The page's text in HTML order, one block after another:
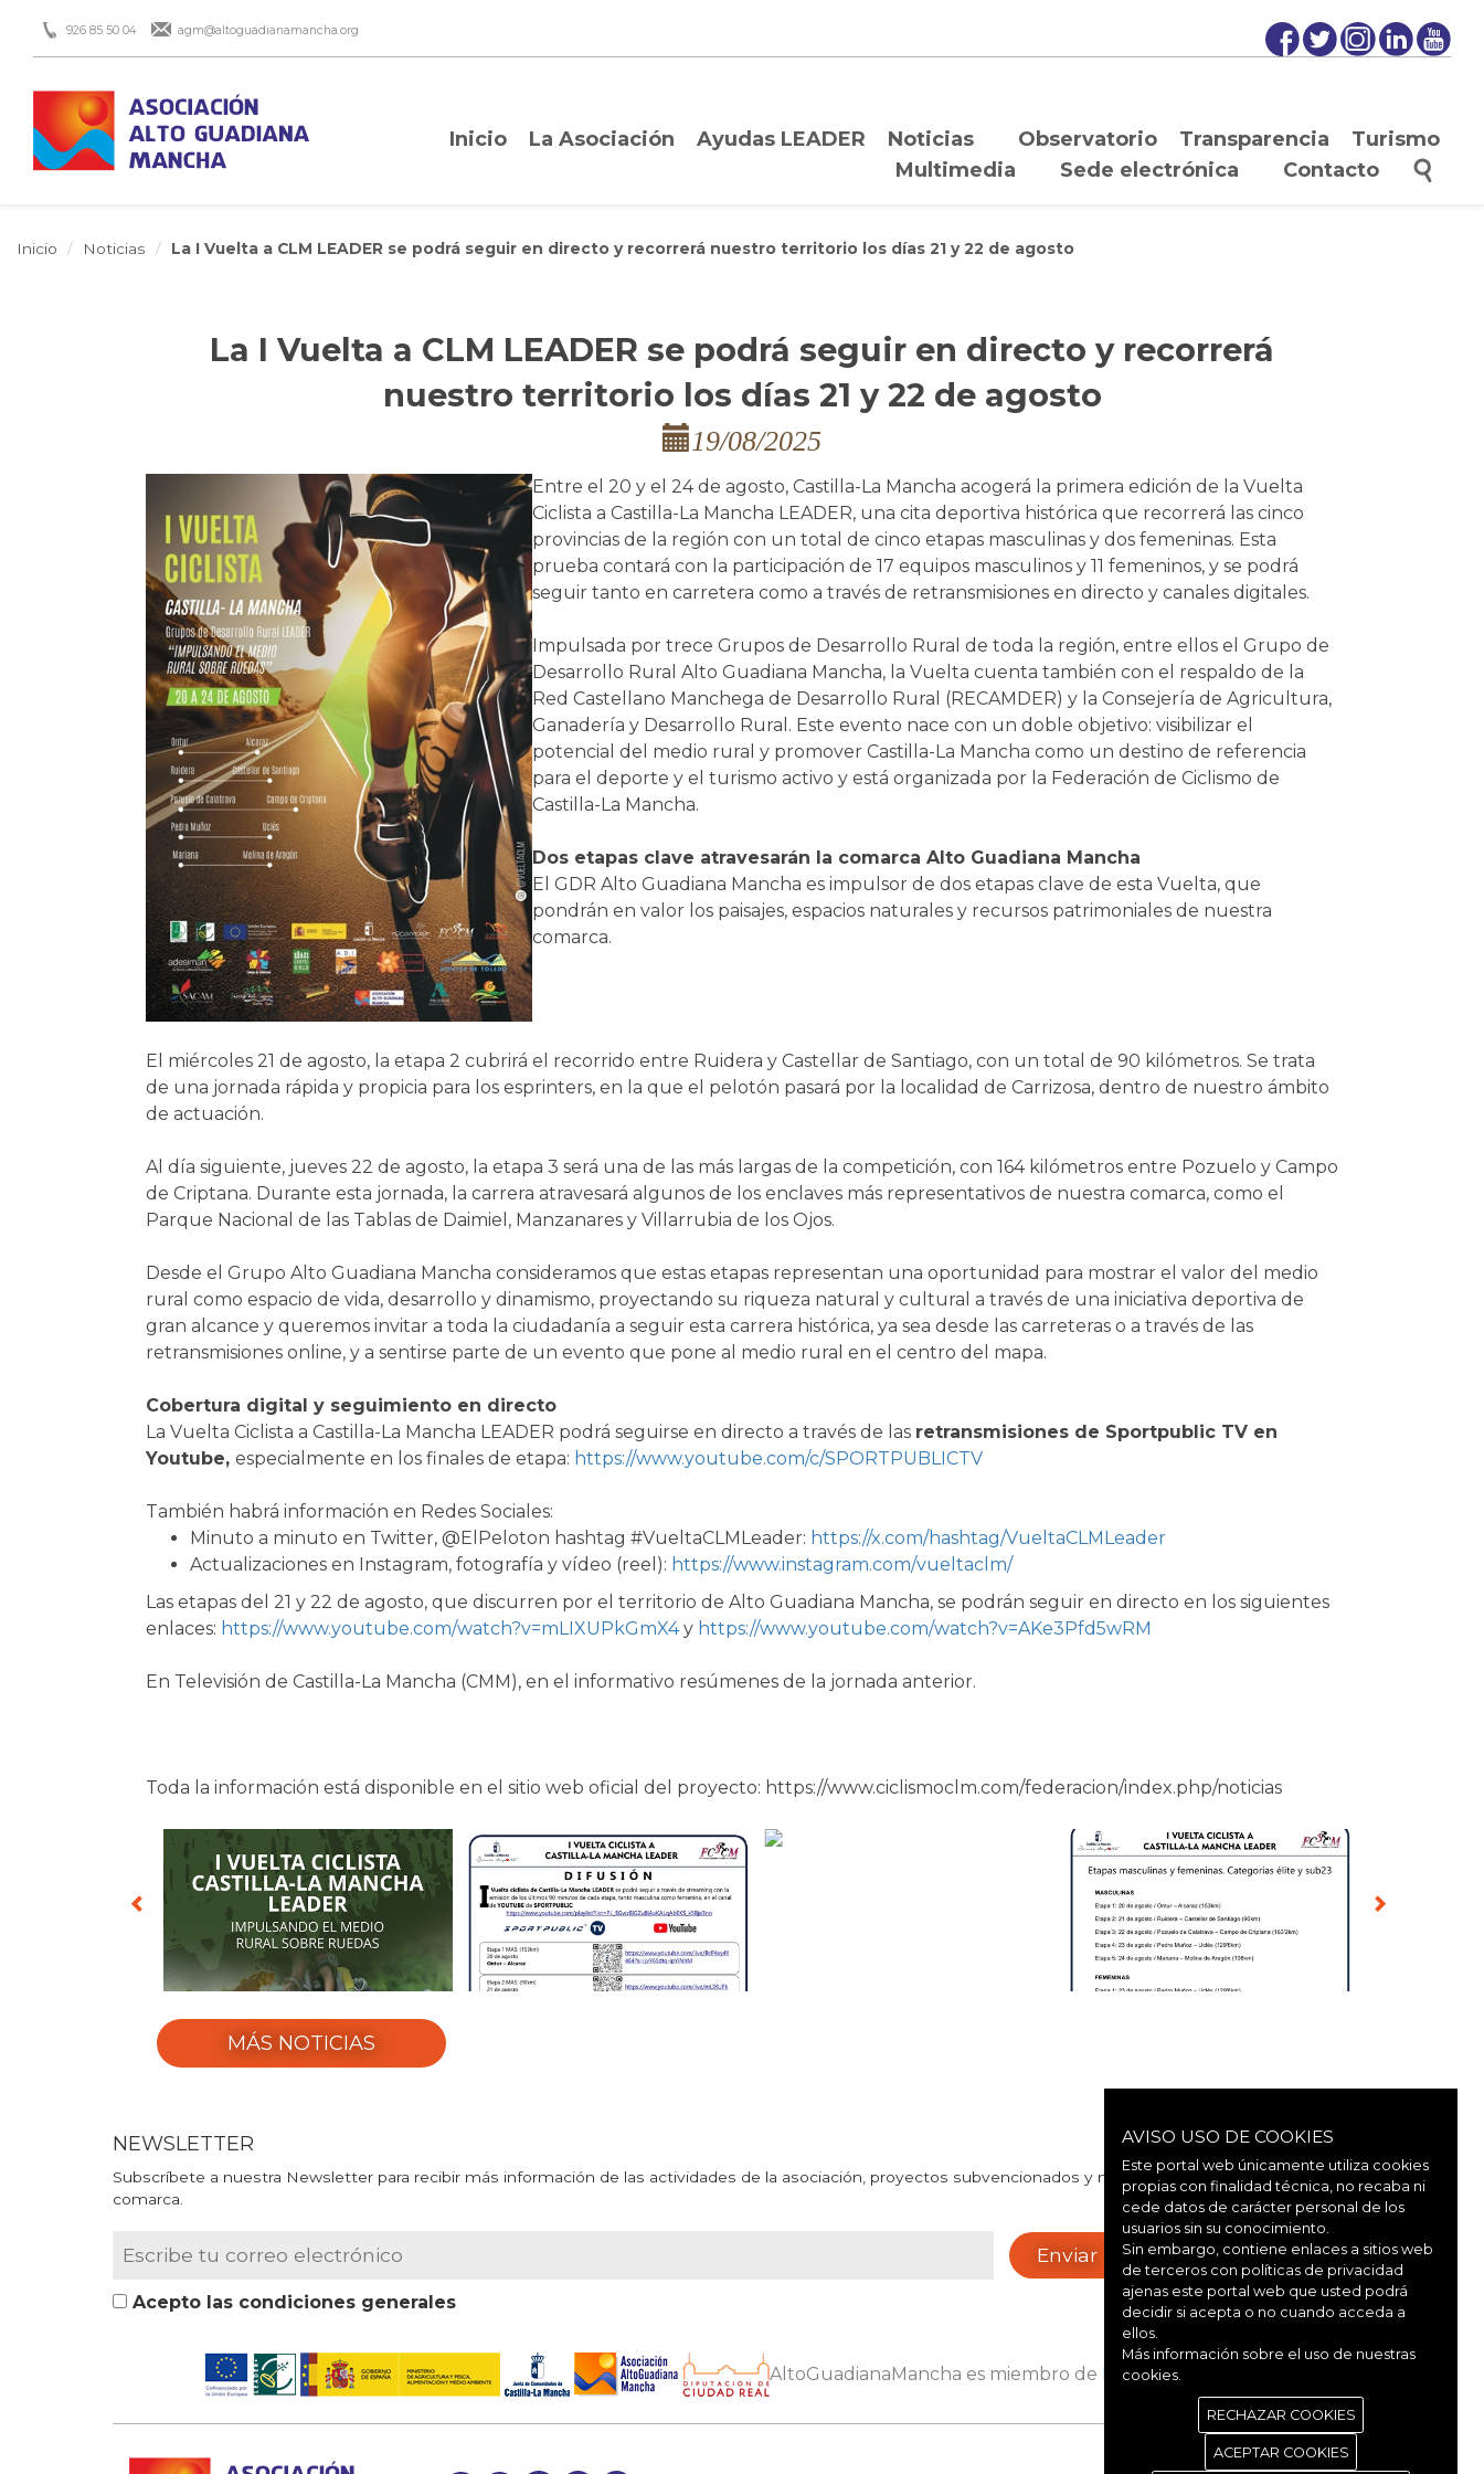
926 85 50 04 agm@altoguadianamancha.org
Inicio La Asociación Ayudas LEADER Noticias Observatorio Transparencia
Turismo
Multimedia
Sede electrónica Contacto
Inicio Noticias La I Vuelta a CLM LEADER se podrá seguir en directo y recorrerá nuestro territorio los días 21 y 22 de agosto
La I Vuelta a CLM LEADER se podrá seguir en directo y recorrerá
nuestro territorio los días 21 y 22 de agosto
19/08/2025
Entre el 20 y el 24 de agosto, Castilla-La Mancha acogerá la primera edición de la Vuelta
Ciclista a Castilla-La Mancha LEADER, una cita deportiva histórica que recorrerá las cinco
provincias de la región con un total de cinco etapas masculinas y dos femeninas. Esta
prueba contará con la participación de 17 equipos masculinos y 11 femeninos, y se podrá
seguir tanto en carretera como a través de retransmisiones en directo y canales digitales.
Impulsada por trece Grupos de Desarrollo Rural de toda la región, entre ellos el Grupo de
Desarrollo Rural Alto Guadiana Mancha, la Vuelta cuenta también con el respaldo de la
Red Castellano Manchega de Desarrollo Rural (RECAMDER) y la Consejería de Agricultura,
Ganadería y Desarrollo Rural. Este evento nace con un doble objetivo: visibilizar el
potencial del medio rural y promover Castilla-La Mancha como un destino de referencia
para el deporte y el turismo activo y está organizada por la Federación de Ciclismo de
Castilla-La Mancha.
Dos etapas clave atravesarán la comarca Alto Guadiana Mancha
El GDR Alto Guadiana Mancha es impulsor de dos etapas clave de esta Vuelta, que
pondrán en valor los paisajes, espacios naturales y recursos patrimoniales de nuestra
comarca.
El miércoles 21 de agosto, la etapa 2 cubrirá el recorrido entre Ruidera y Castellar de Santiago, con un total de 90 kilómetros. Se trata
de una jornada rápida y propicia para los esprinters, en la que el pelotón pasará por la localidad de Carrizosa, dentro de nuestro ámbito
de actuación.
Al día siguiente, jueves 22 de agosto, la etapa 3 será una de las más largas de la competición, con 164 kilómetros entre Pozuelo y Campo
de Criptana. Durante esta jornada, la carrera atravesará algunos de los enclaves más representativos de nuestra comarca, como el
Parque Nacional de las Tablas de Daimiel, Manzanares y Villarrubia de los Ojos.
Desde el Grupo Alto Guadiana Mancha consideramos que estas etapas representan una oportunidad para mostrar el valor del medio
rural como espacio de vida, desarrollo y dinamismo, proyectando su riqueza natural y cultural a través de una iniciativa deportiva de
gran alcance y queremos invitar a toda la ciudadanía a seguir esta carrera histórica, ya sea desde las carreteras o a través de las
retransmisiones online, y a sentirse parte de un evento que pone al medio rural en el centro del mapa.
Cobertura digital y seguimiento en directo
La Vuelta Ciclista a Castilla-La Mancha LEADER podrá seguirse en directo a través de las retransmisiones de Sportpublic TV en
Youtube, especialmente en los finales de etapa: https://www.youtube.com/c/SPORTPUBLICTV
También habrá información en Redes Sociales:
Minuto a minuto en Twitter, @ElPeloton hashtag #VueltaCLMLeader: https://x.com/hashtag/VueltaCLMLeader
Actualizaciones en Instagram, fotografía y vídeo (reel): https://www.instagram.com/vueltaclm/
Las etapas del 21 y 22 de agosto, que discurren por el territorio de Alto Guadiana Mancha, se podrán seguir en directo en los siguientes
enlaces: https://www.youtube.com/watch?v=mLIXUPkGmX4y https://www.youtube.com/watch?v=AKe3Pfd5wRM
En Televisión de Castilla-La Mancha (CMM), en el informativo resúmenes de la jornada anterior.
Toda la información está disponible en el sitio web oficial del proyecto: https://www.ciclismoclm.com/federacion/index.php/noticias
MÁS NOTICIAS
NEWSLETTER
Subscríbete a nuestra Newsletter para recibir más información de las actividades de la asociación, proyectos subvencionados y noticias de interés de nuestra
comarca.
Acepto las condiciones generales
AltoGuadianaMancha es miembro de RECAMDER
AVISO USO DE COOKIES
Este portal web únicamente utiliza cookies
propias con finalidad técnica, no recaba ni
cede datos de carácter personal de los
usuarios sin su conocimiento.
Sin embargo, contiene enlaces a sitios web
de terceros con políticas de privacidad
ajenas este portal web que usted podrá
decidir si acepta o no cuando acceda a
ellos.
Más información sobre el uso de nuestras
cookies.
RECHAZAR COOKIES
ACEPTAR COOKIES